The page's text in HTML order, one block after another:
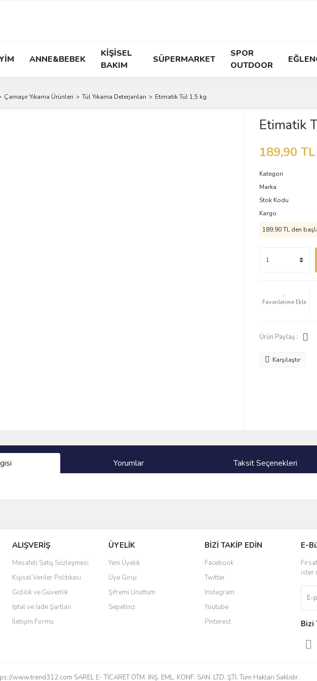
ANNE&BEBEK
KİŞİSEL
BAKIM
SÜPERMARKET
SPOR
OUTDOOR
Çamaşır Yıkama Ürünleri Tül Yıkama Deterjanları Etimatik Tül 1,5 kg
Etimatik
189,90 TL
Kategori
Marka
Stok Kodu
Kargo
189,90 TL den
Ürün Paylaş :
Karşılaştır
Yorumlar Taksit Seçenekleri
veya görüntülenemiyor.
eksik bilgiler bulunuyor.
bulunuyor.
daha pahalı.
alternatifler olmalı.
ALIŞVERİŞ
Mesafeli Satış Sözleşmesi
Kişisel Veriler Politikası
Gizlilik ve Güvenlik
İptal ve İade Şartları
İletişim Formu
ÜYELİK
Yeni Üyelik
Üye Girişi
Şifremi Unuttum
Sepetiniz
BİZİ TAKİP EDİN
Facebook
Twitter
Instagram
Youtube
Pinterest
E-
ister
Bizi
SAREL E- TİCARET OTM. İNŞ. EML. KONF. SAN. LTD. ŞTİ. Tüm Hakları Saklıdır.